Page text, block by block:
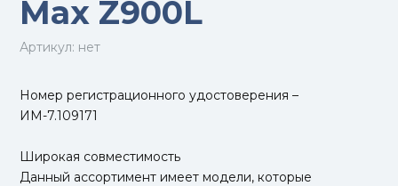
Max Z900L
Артикул: нет
Номер регистрационного удостоверения –
ИМ-7.109171
Широкая совместимость
Данный ассортимент имеет модели, которые